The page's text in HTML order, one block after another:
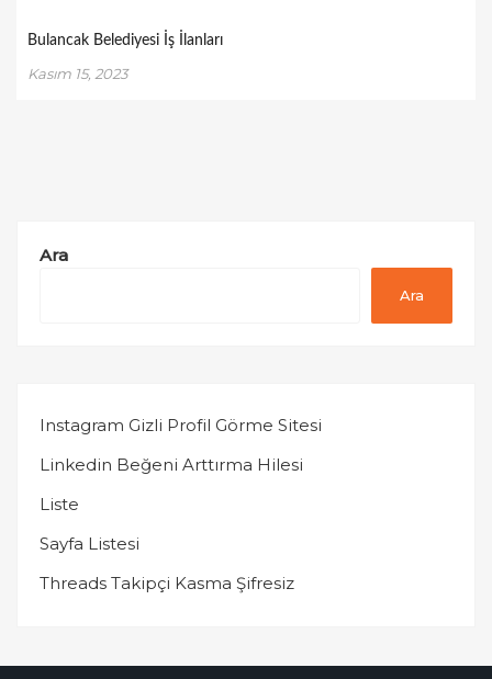
Bulancak Belediyesi İş İlanları
Kasım 15, 2023
Ara
Ara
Instagram Gizli Profil Görme Sitesi
Linkedin Beğeni Arttırma Hilesi
Liste
Sayfa Listesi
Threads Takipçi Kasma Şifresiz